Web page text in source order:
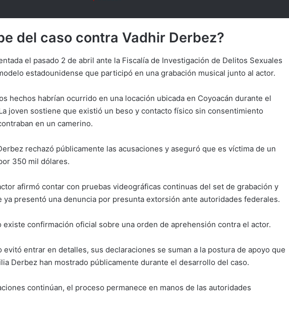
del caso contra Vadhir Derbez?
el pasado 2 de abril ante la Fiscalía de Investigación de Delitos Sexuales
estadounidense que participó en una grabación musical junto al actor.
hechos habrían ocurrido en una locación ubicada en Coyoacán durante el
joven sostiene que existió un beso y contacto físico sin consentimiento
en un camerino.
rechazó públicamente las acusaciones y aseguró que es víctima de un
350 mil dólares.
afirmó contar con pruebas videográficas continuas del set de grabación y
ya presentó una denuncia por presunta extorsión ante autoridades federales.
existe confirmación oficial sobre una orden de aprehensión contra el actor.
evitó entrar en detalles, sus declaraciones se suman a la postura de apoyo que
Derbez han mostrado públicamente durante el desarrollo del caso.
continúan, el proceso permanece en manos de las autoridades